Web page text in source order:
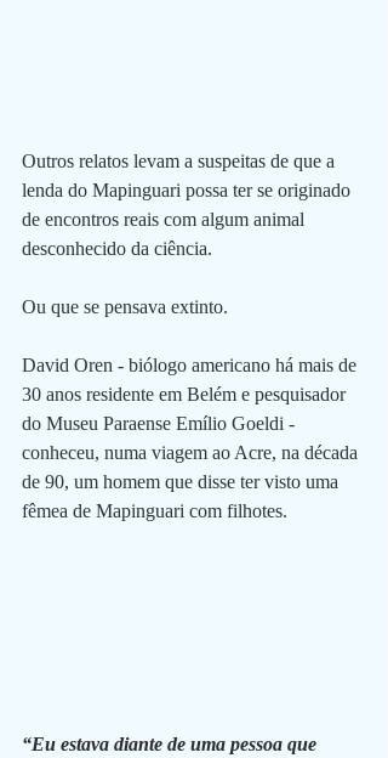
Outros relatos levam a suspeitas de que a
lenda do Mapinguari possa ter se originado
de encontros reais com algum animal
desconhecido da ciência.
Ou que se pensava extinto.
David Oren - biólogo americano há mais de
30 anos residente em Belém e pesquisador
do Museu Paraense Emílio Goeldi -
conheceu, numa viagem ao Acre, na década
de 90, um homem que disse ter visto uma
fêmea de Mapinguari com filhotes.
“Eu estava diante de uma pessoa que